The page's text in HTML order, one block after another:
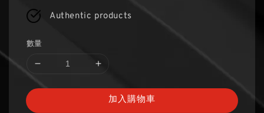
Authentic products
數量
加入購物車